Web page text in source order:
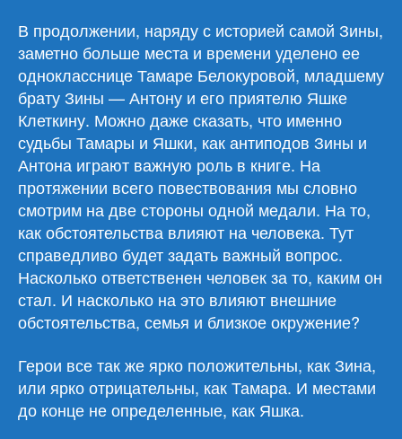
В продолжении, наряду с историей самой Зины,
заметно больше места и времени уделено ее
однокласснице Тамаре Белокуровой, младшему
брату Зины — Антону и его приятелю Яшке
Клеткину. Можно даже сказать, что именно
судьбы Тамары и Яшки, как антиподов Зины и
Антона играют важную роль в книге. На
протяжении всего повествования мы словно
смотрим на две стороны одной медали. На то,
как обстоятельства влияют на человека. Тут
справедливо будет задать важный вопрос.
Насколько ответственен человек за то, каким он
стал. И насколько на это влияют внешние
обстоятельства, семья и близкое окружение?
Герои все так же ярко положительны, как Зина,
или ярко отрицательны, как Тамара. И местами
до конце не определенные, как Яшка.